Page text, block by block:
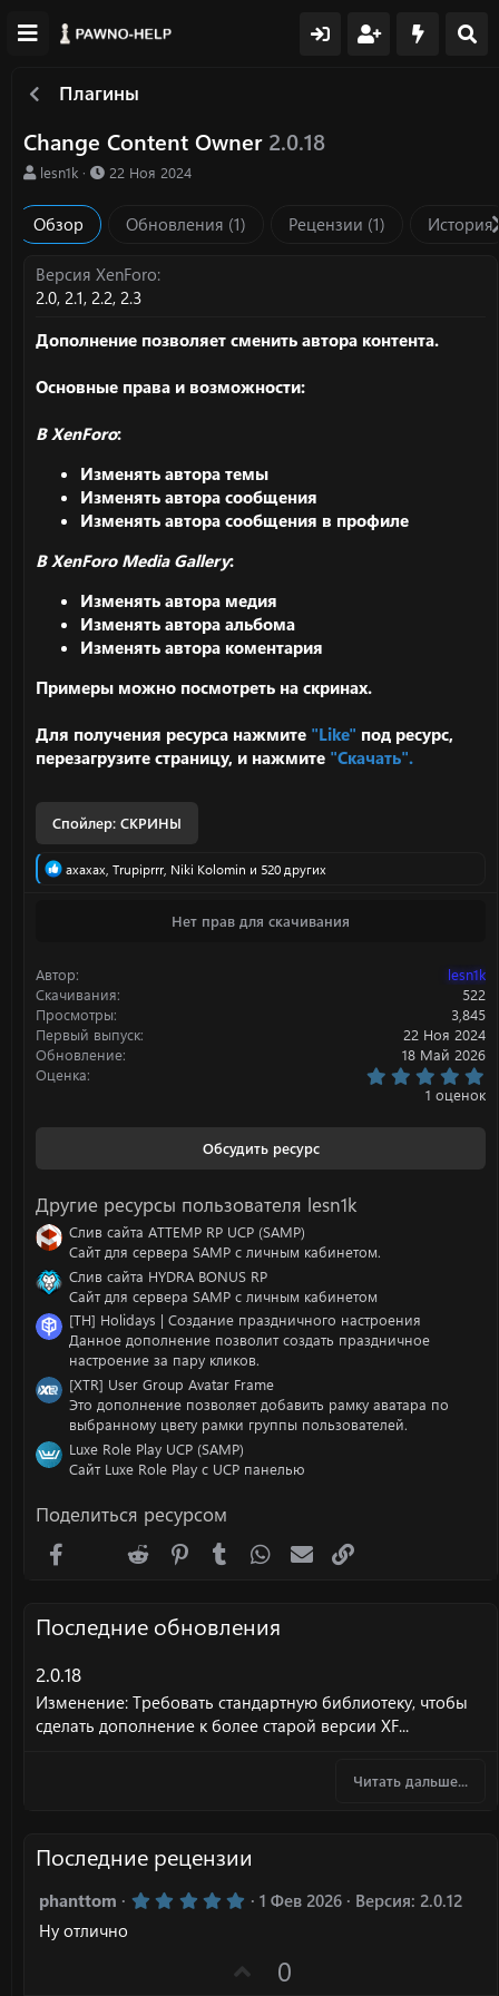
Плагины
Change Content Owner 2.0.18
А
т
о
lesn1k
Д
о
з
д
н
я
22 Ноя 2024
Обзор Обновления (1) Рецензии (1) История
Версия XenForo
2.0 2.1 2.2 2.3
Дополнение позволяет сменить автора контента.
Основные права и возможности:
В XenForo:
Изменять автора темы
Изменять автора сообщения
Изменять автора сообщения в профиле
В XenForo Media Gallery:
Изменять автора медия
Изменять автора альбома
Изменять автора коментария
Примеры можно посмотреть на скринах.
Для получения ресурса нажмите "Like" под ресурс,
перезагрузите страницу, и нажмите "Скачать".
Спойлер: СКРИНЫ
Р
и
:
axaxax, Trupiprrr, Niki Kolomin и 520 других
Нет прав для скачивания
Автор
lesn1k
Скачивания
522
Просмотры
3,845
Первый выпуск
22 Ноя 2024
Обновление
18 Май 2026
Оценка
.
0
1 оценок
Обсудить ресурс
Другие ресурсы пользователя lesn1k
Слив сайта ATTEMP RP UCP (SAMP)
Сайт для сервера SAMP с личным кабинетом.
Слив сайта HYDRA BONUS RP
Сайт для сервера SAMP с личным кабинетом
[TH] Holidays | Создание праздничного настроения
Данное дополнение позволит создать праздничное
настроение за пару кликов.
[XTR] User Group Avatar Frame
Это дополнение позволяет добавить рамку аватара по
выбранному цвету рамки группы пользователей.
Luxe Role Play UCP (SAMP)
Сайт Luxe Role Play с UCP панелью
Поделиться ресурсом
FacebookX (Twitter)
Reddit PinterestTumblr WhatsAppЭлектронная почта
Последние обновления
2.0.18
Изменение: Требовать стандартную библиотеку, чтобы
сделать дополнение к более старой версии XF...
Читать дальше...
Последние рецензии
phanttom 5
з
в
1 Фев 2026
Версия: 2.0.12
Ну отлично
0